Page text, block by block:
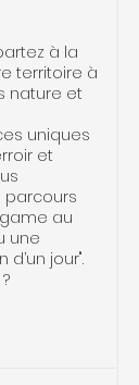
à la
territoire à
nature et
uniques
et
parcours
au
une
jour".